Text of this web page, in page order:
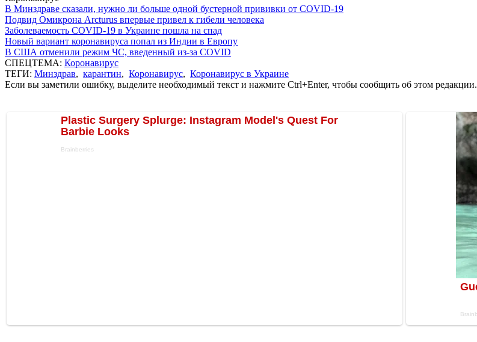
В Минздраве сказали, нужно ли больше одной бустерной прививки от COVID-19
Подвид Омикрона Arcturus впервые привел к гибели человека
Заболеваемость COVID-19 в Украине пошла на спад
Новый вариант коронавируса попал из Индии в Европу
В США отменили режим ЧС, введенный из-за COVID
СПЕЦТЕМА: Коронавирус
ТЕГИ: Минздрав, карантин, Коронавирус, Коронавирус в Украине
Если вы заметили ошибку, выделите необходимый текст и нажмите Ctrl+Enter, чтобы сообщить об этом редакции.